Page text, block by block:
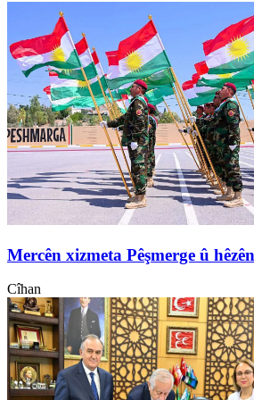
Mercên xizmeta Pêşmerge û
Cîhan